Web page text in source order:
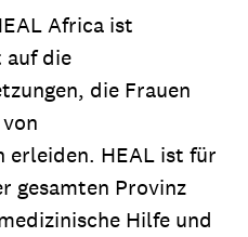
Africa ist
auf die
die Frauen
erleiden. HEAL ist für
gesamten Provinz
Hilfe und